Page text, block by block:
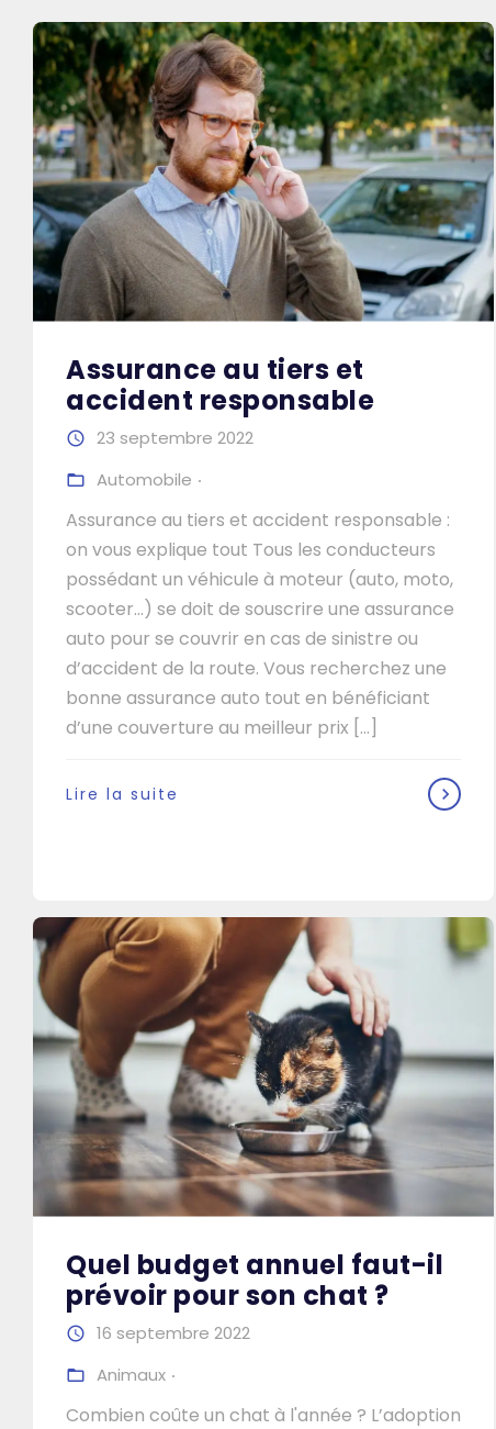
Assurance au tiers et
accident responsable
23 septembre 2022
Automobile
Assurance au tiers et accident responsable :
on vous explique tout Tous les conducteurs
possédant un véhicule à moteur (auto, moto,
scooter…) se doit de souscrire une assurance
auto pour se couvrir en cas de sinistre ou
d’accident de la route. Vous recherchez une
bonne assurance auto tout en bénéficiant
d’une couverture au meilleur prix [...]
Lire la suite
Quel budget annuel faut-il
prévoir pour son chat ?
16 septembre 2022
Animaux
Combien coûte un chat à l'année ? L’adoption